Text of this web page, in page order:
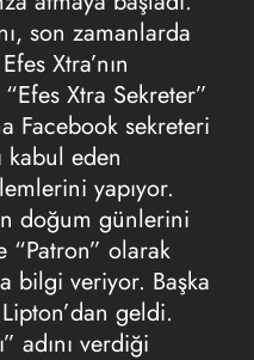
son zamanlarda
Xtra’nın
Xtra Sekreter”
Facebook sekreteri
kabul eden
yapıyor.
doğum günlerini
“Patron” olarak
bilgi veriyor. Başka
geldi.
adını verdiği